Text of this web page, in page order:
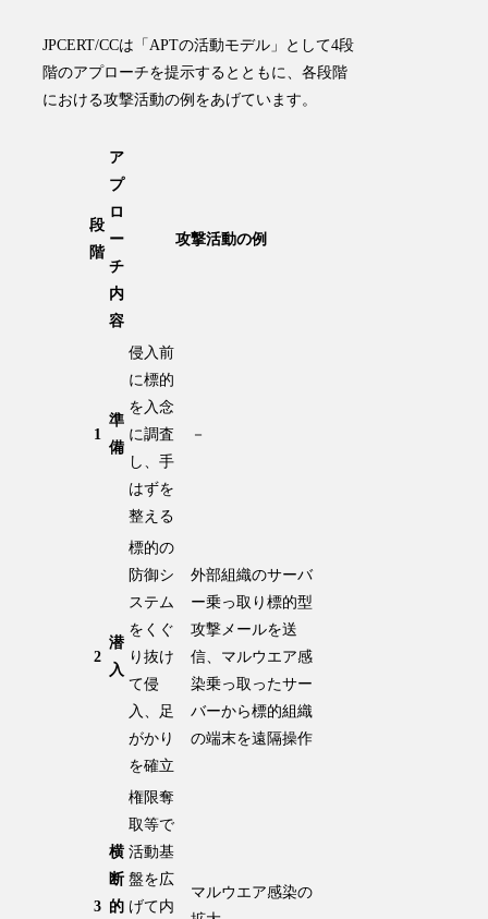
JPCERT/CCは「APTの活動モデル」として4段
階のアプローチを提示するとともに、各段階
における攻撃活動の例をあげています。
段
階
ア
プ
ロ
ー
チ
内
容
攻撃活動の例
1
準
備
侵入前
に標的
を入念
に調査
し、手
はずを
整える
－
2
潜
入
標的の
防御シ
ステム
をくぐ
り抜け
て侵
入、足
がかり
を確立
外部組織のサーバ
ー乗っ取り標的型
攻撃メールを送
信、マルウエア感
染乗っ取ったサー
バーから標的組織
の端末を遠隔操作
3
横
断
的
権限奪
取等で
活動基
盤を広
げて内
マルウエア感染の